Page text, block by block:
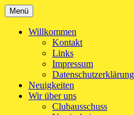
Zum
Inhalt
springen
Kanu-Club Turngemeinde
Kanu fahren in München
Menü
Willkommen
Kontakt
Links
Impressum
Datenschutzerklärung
Neuigkeiten
Wir über uns
Clubausschuss